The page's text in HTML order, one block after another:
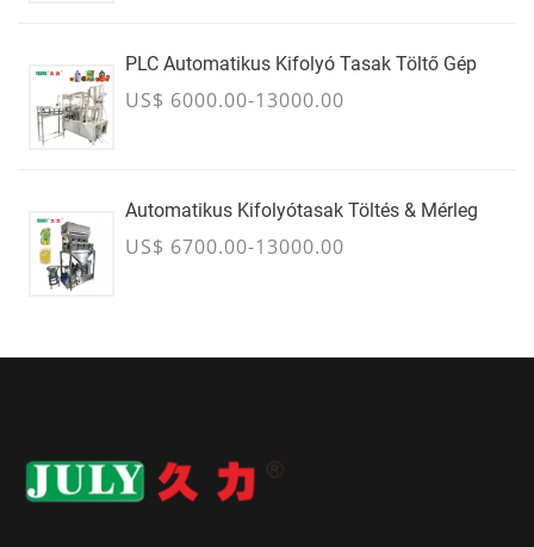
PLC Automatikus Kifolyó Tasak Töltő Gép
US$ 6000.00-13000.00
Automatikus Kifolyótasak Töltés & Mérleg
US$ 6700.00-13000.00